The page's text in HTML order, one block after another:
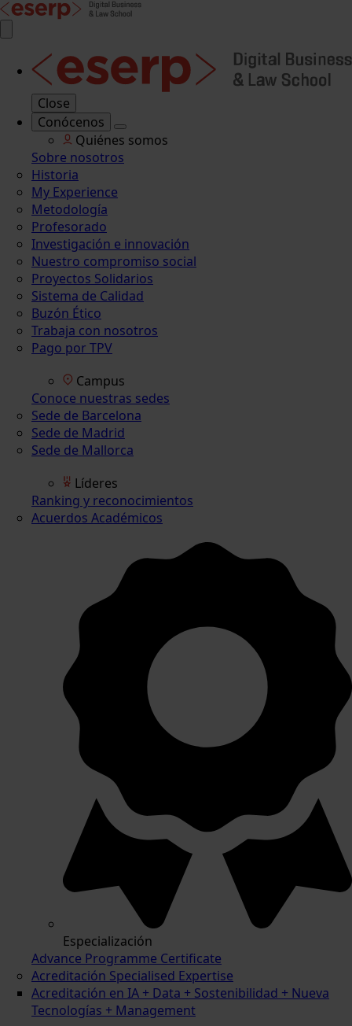
Close
Conócenos
Quiénes somos
Sobre nosotros
Historia
My Experience
Metodología
Profesorado
Investigación e innovación
Nuestro compromiso social
Proyectos Solidarios
Sistema de Calidad
Buzón Ético
Trabaja con nosotros
Pago por TPV
Campus
Conoce nuestras sedes
Sede de Barcelona
Sede de Madrid
Sede de Mallorca
Líderes
Ranking y reconocimientos
Acuerdos Académicos
Especialización
Advance Programme Certificate
Acreditación Specialised Expertise
Acreditación en IA + Data + Sostenibilidad + Nueva
Tecnologías + Management